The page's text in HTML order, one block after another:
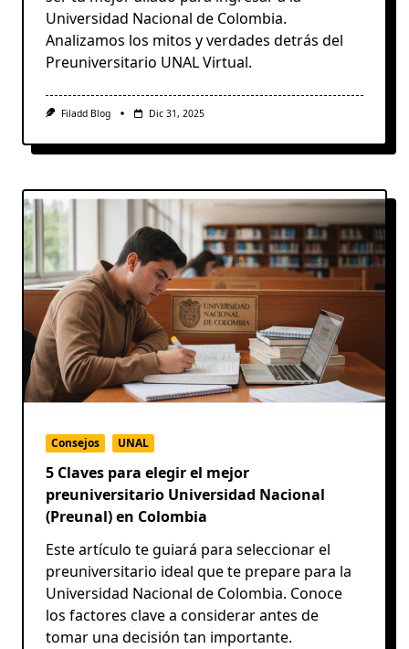
Universidad Nacional de Colombia.
Analizamos los mitos y verdades detrás del
Preuniversitario UNAL Virtual.
Filadd Blog Dic 31, 2025
Consejos UNAL
5 Claves para elegir el mejor
preuniversitario Universidad Nacional
(Preunal) en Colombia
Este artículo te guiará para seleccionar el
preuniversitario ideal que te prepare para la
Universidad Nacional de Colombia. Conoce
los factores clave a considerar antes de
tomar una decisión tan importante.